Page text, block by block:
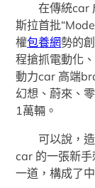
在傳統car
斯拉首批
權包養網勢的
程搶抓電動化
動力car 高端
幻想、蔚來、
1萬輛。
可以說，造
car 的一張新
一道，構成了